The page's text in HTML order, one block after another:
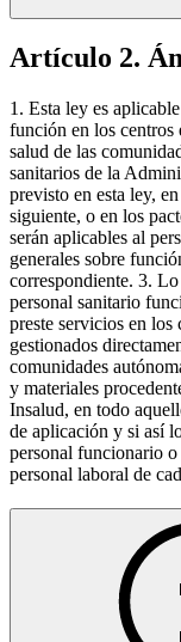
Artículo 2.
1. Esta ley es
función en los centros
salud de las
sanitarios de la
previsto en esta ley,
siguiente, o en los
serán aplicables al
generales sobre
correspondiente. 3.
personal sanitario
preste servicios en los
gestionados
comunidades
y materiales
Insalud, en todo
de aplicación y si así
personal funcionario
personal laboral de